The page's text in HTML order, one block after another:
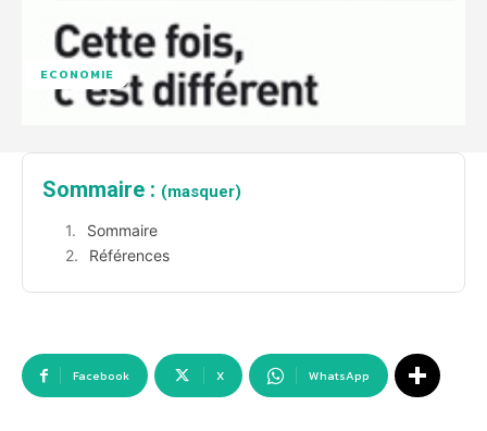
ECONOMIE
Sommaire : (masquer)
Sommaire
Références
Facebook X WhatsApp